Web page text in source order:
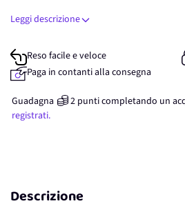
Leggi descrizione
Reso facile e veloce
Paga in contanti alla consegna
Guadagna 2 punticompletando un
registrati.
Descrizione